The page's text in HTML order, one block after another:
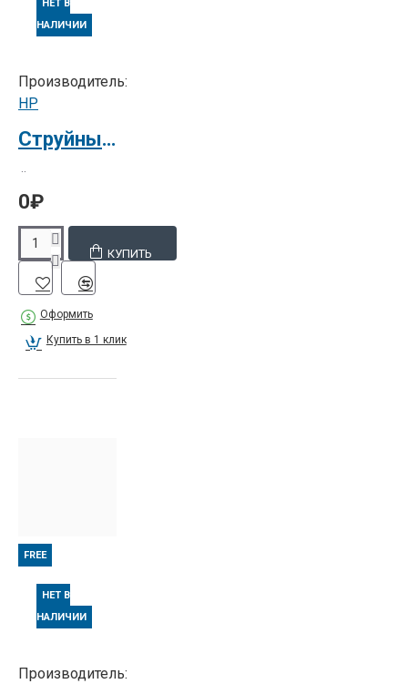
НЕТ В
НАЛИЧИИ
Производитель:
HP
Струйный плоттер HP DesignJet 5500 42"
0₽
КУПИТЬ
Оформить
Купить в 1 клик
FREE
НЕТ В
НАЛИЧИИ
Производитель: